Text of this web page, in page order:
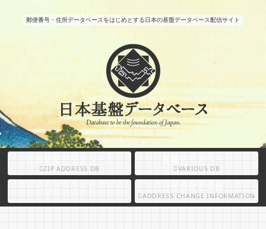
郵便番号・住所データベースをはじめとする日本の基盤データベース配信サイト
住所基盤データベース
ZIP ADDRESS DB VARIOUS DB
ADDRESS CHANGE INFORMATION